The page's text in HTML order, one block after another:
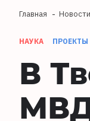
Главная Новости
НАУКА ПРОЕКТЫ
В
МВД